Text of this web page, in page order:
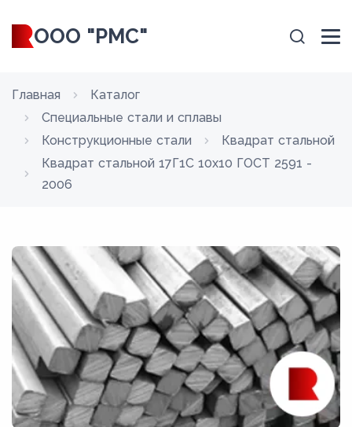
ООО "РМС"
Главная
Каталог
Специальные стали и сплавы
Конструкционные стали
Квадрат стальной
Квадрат стальной 17Г1С 10x10 ГОСТ 2591 -
2006